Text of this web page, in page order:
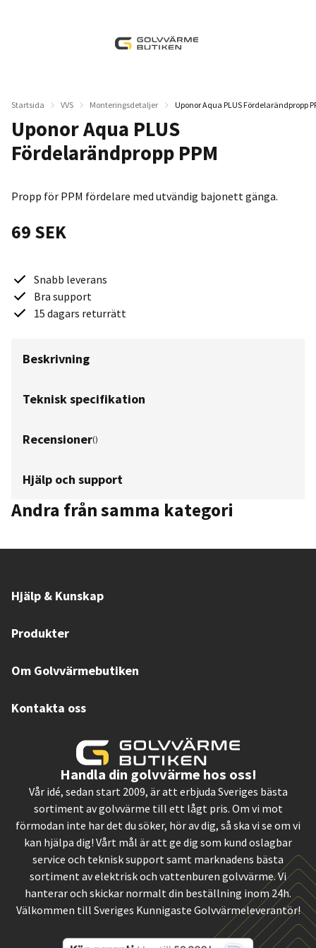
Startsida VVS Monteringsdetaljer Uponor Aqua PLUS Fördelarändpropp
Uponor Aqua PLUS
Fördelarändpropp PPM
Propp för PPM fördelare med utvändig bajonett gänga.
69 SEK
Snabb leverans
Bra support
15 dagars returrätt
Beskrivning
Teknisk specifikation
Recensioner()
Hjälp och support
Andra från samma kategori
Hjälp & Kunskap
Produkter
Om Golvvärmebutiken
Kontakta oss
Handla din golvvärme hos oss!
Vår idé, sedan start 2009, är att erbjuda Sveriges bästa
sortiment av golvvärme till ett lågt pris. Om vi mot
förmodan inte har det du söker, hör av dig, så ska vi se om vi
kan hjälpa dig! Vårt mål är att ge dig som kund oslagbar
service och teknisk support samt marknadens bästa
sortiment av elektrisk och vattenburen golvvärme. Vi
hanterar och skickar normalt din beställning inom 24h.
Välkommen till Sveriges Kunnigaste Golvvärmeleverantör!